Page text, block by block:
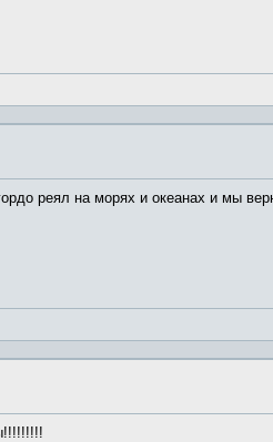
реял на морях и океанах и мы